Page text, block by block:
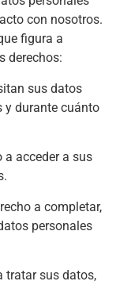
con nosotros.
figura a
derechos:
sus datos
y durante cuánto
a acceder a sus
a completar,
personales
tratar sus datos,